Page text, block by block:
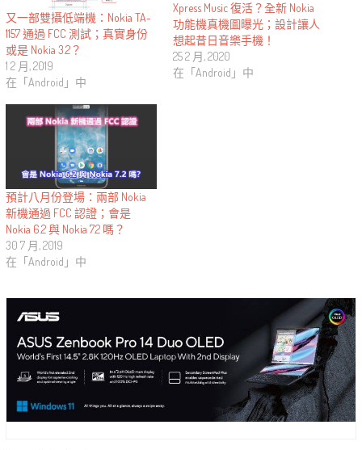
又一部雙攝低端機：Nokia TA-
1157 通過 FCC 測試；真實身份
或是 Nokia 3.2？
1 2 月, 2019
在「Android」中
Xpress Music 復活？全新 Nokia
功能機真機圖曝光；設計讓人
想起昔日音樂手機！
25 2 月, 2020
在「Android」中
預計八月份登場：兩部 Nokia
新機通過 FCC 認證；會是
Nokia 6.2 與 Nokia 7.2 嗎？
30 7 月, 2019
在「Android」中